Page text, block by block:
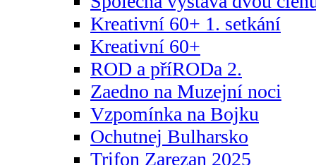
Kreativní 60+ 1. setkání
Kreativní 60+
ROD a příRODa 2.
Zaedno na Muzejní noci
Vzpomínka na Bojku
Ochutnej Bulharsko
Trifon Zarezan 2025